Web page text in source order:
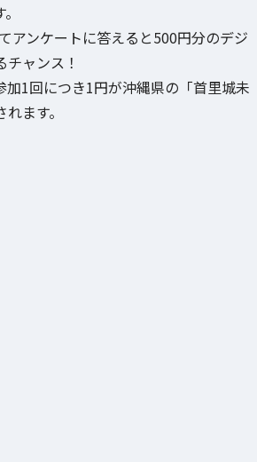
アンケートに答えると500円分のデジ
ャンス！
加1回につき1円が沖縄県の「首里城未
ます。